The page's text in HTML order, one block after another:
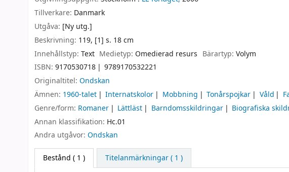
Tillverkare: Danmark
Utgåva: [Ny utg.]
Beskrivning: 119, [1] s. 18 cm
Innehållstyp: Text Medietyp: Omedierad resurs Bärartyp: Volym
ISBN: 9170530718
9789170532221
Originaltitel: Ondskan
Ämnen: 1960-talet Internatskolor Mobbning Tonårspojkar Våld
Genre/form: Romaner Lättläst Barndomsskildringar
Biografiska
Annan klassifikation: Hc.01
Andra utgåvor: Ondskan
Bestånd ( 1 ) Titelanmärkningar ( 1 )